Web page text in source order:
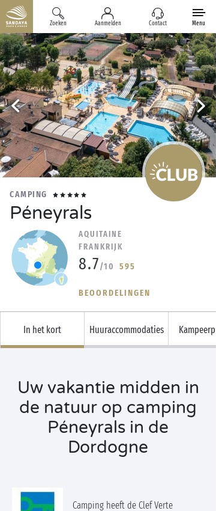
Zoeken Aanmelden Contact Menu
CAMPING
Péneyrals
AQUITAINE
FRANKRIJK
8.7/10 595
BEOORDELINGEN
In het kort Huuraccommodaties
Uw vakantie midden in
de natuur op camping
Péneyrals in de
Dordogne
Camping heeft de Clef Verte